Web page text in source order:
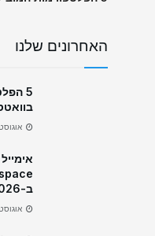
האחרונים שלנו
5
אוגוסט 3,
ב-2026
אוגוסט 1,